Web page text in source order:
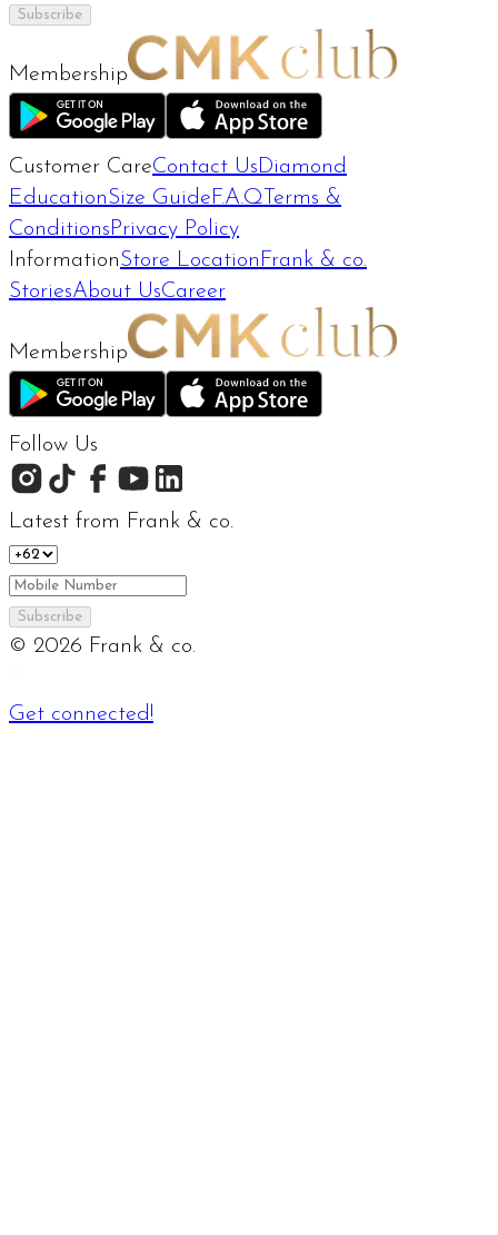
Subscribe
Membership
Customer CareContact Us Diamond
EducationSize Guide F.A.Q Terms &
Conditions Privacy Policy
InformationStore Location Frank & co.
StoriesAbout UsCareer
Membership
Follow Us
Latest from Frank & co.
Subscribe
© 2026 Frank & co.
Get connected!